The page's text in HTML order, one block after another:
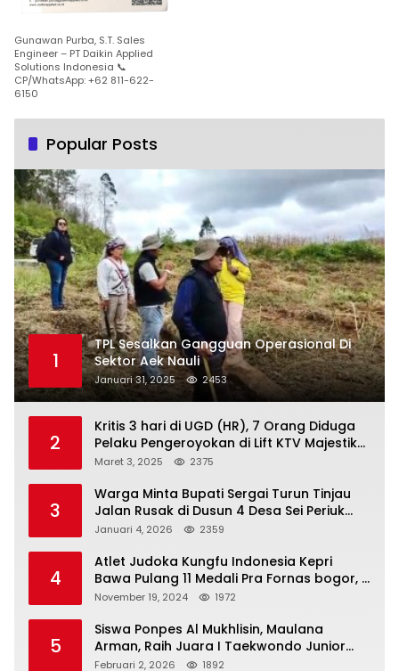
Gunawan Purba, S.T. Sales
Engineer – PT Daikin Applied
Solutions Indonesia 📞
CP/WhatsApp: +62 811-622-
6150
Popular Posts
1
TPL Sesalkan Gangguan Operasional Di
Sektor Aek Nauli
Januari 31, 2025 2453
2
Kritis 3 hari di UGD (HR), 7 Orang Diduga
Pelaku Pengeroyokan di Lift KTV Majestik
Melenggang Bebas, Kantor Hukum JAP
Tanjungpinang
Maret 3, 2025 2375
3
Warga Minta Bupati Sergai Turun Tinjau
Jalan Rusak di Dusun 4 Desa Sei Periuk
Serdang Bedagai
Januari 4, 2026 2359
4
Atlet Judoka Kungfu Indonesia Kepri
Bawa Pulang 11 Medali Pra Fornas bogor, 3
Emas dan 8 Perunggu.
November 19, 2024 1972
5
Siswa Ponpes Al Mukhlisin, Maulana
Arman, Raih Juara I Taekwondo Junior
Putra di Riau National Championship 2026
Februari 2, 2026 1892